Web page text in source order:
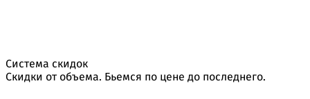
Система скидок
Скидки от объема. Бьемся по цене до последнего.